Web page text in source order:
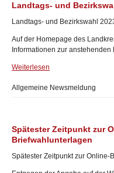
Landtags- und
Landtags- und Bezirkswahl
Auf der Homepage des
Informationen zur
Weiterlesen
Allgemeine Newsmeldung
Spätester Zeitpunkt zur
Briefwahlunterlagen
Spätester Zeitpunkt zur